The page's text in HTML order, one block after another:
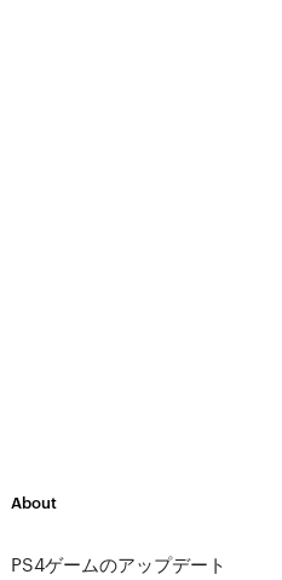
About
PS4ゲームのアップデート